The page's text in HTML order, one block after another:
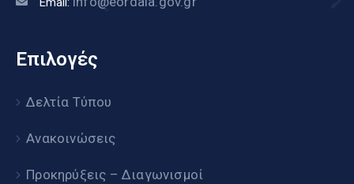
Επιλογές
Δελτία Τύπου
Ανακοινώσεις
Προκηρύξεις – Διαγωνισμοί